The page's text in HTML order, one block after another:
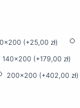
(+25,00 zł)
140x200 (+179,00 zł)
200x200 (+402,00 zł)